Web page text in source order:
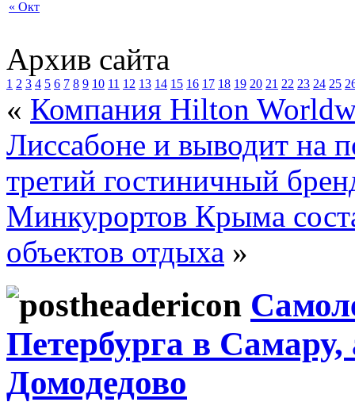
« Окт
Архив сайта
1 2 3 4 5 6 7 8 9 10 11 12 13 14 15 16 17 18 19 20 21 22 23 24 25
« Компания Hilton
Лиссабоне и выводит на
третий гостиничный
Минкурортов Крыма
объектов отдыха »
Петербурга в Самару,
Домодедово